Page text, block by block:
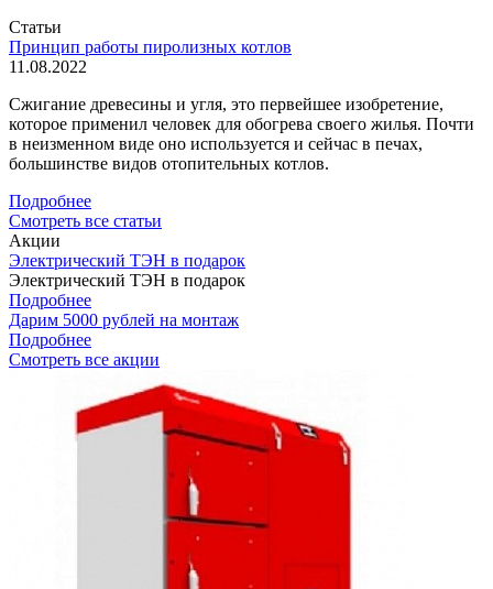
Статьи
Принцип работы пиролизных котлов
11.08.2022
Сжигание древесины и угля, это первейшее изобретение,
которое применил человек для обогрева своего жилья. Почти
в неизменном виде оно используется и сейчас в печах,
большинстве видов отопительных котлов.
Подробнее
Смотреть все статьи
Акции
Электрический ТЭН в подарок
Электрический ТЭН в подарок
Подробнее
Дарим 5000 рублей на монтаж
Подробнее
Смотреть все акции